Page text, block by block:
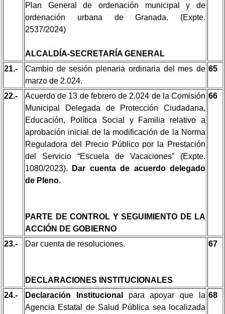
Plan General de ordenación municipal y de
ordenación urbana de Granada. (Expte.
2537/2024)
ALCALDÍA-SECRETARÍA GENERAL
21.-
Cambio de sesión plenaria ordinaria del mes de
marzo de 2.024.
65
22.-
Acuerdo de 13 de febrero de 2.024 de la Comisión
Municipal Delegada de Protección Ciudadana,
Educación, Política Social y Familia relativo a
aprobación inicial de la modificación de la Norma
Reguladora del Precio Público por la Prestación
del Servicio “Escuela de Vacaciones” (Expte.
1080/2023).
Dar cuenta de acuerdo delegado
de Pleno.
PARTE DE CONTROL Y SEGUIMIENTO DE LA
ACCIÓN DE GOBIERNO
66
23.- Dar cuenta de resoluciones.
DECLARACIONES INSTITUCIONALES
67
24.- Declaración Institucional para apoyar que la
Agencia Estatal de Salud Pública sea localizada
68